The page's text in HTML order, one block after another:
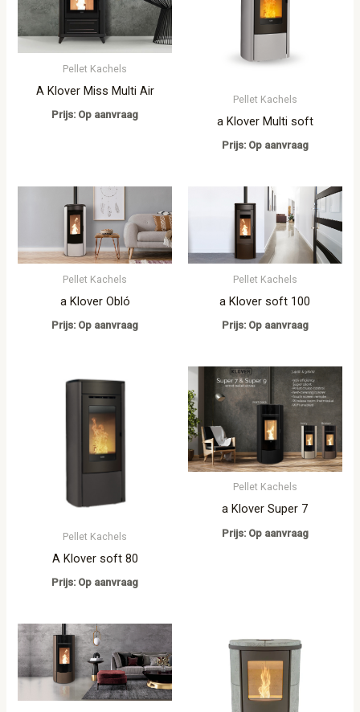
Pellet Kachels
A Klover Miss Multi Air
Prijs: Op aanvraag
Pellet Kachels
a Klover Multi soft
Prijs: Op aanvraag
Pellet Kachels
a Klover Obló
Prijs: Op aanvraag
Pellet Kachels
a Klover soft 100
Prijs: Op aanvraag
Pellet Kachels
A Klover soft 80
Prijs: Op aanvraag
Pellet Kachels
a Klover Super 7
Prijs: Op aanvraag